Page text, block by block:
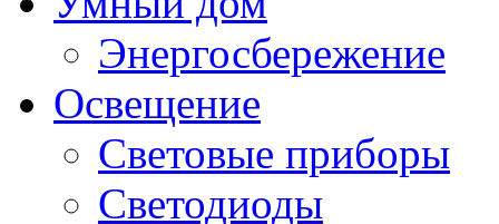
Энергосбережение
Освещение
Световые приборы
Светодиоды